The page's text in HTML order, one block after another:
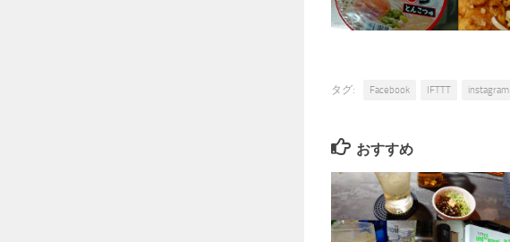
タグ: Facebook IFTTT instagram
おすすめ